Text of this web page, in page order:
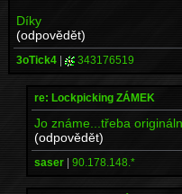
Díky
(odpovědět)
3oTick4 | 343176519
re: Lockpicking ZÁMEK
Jo známe...třeba
(odpovědět)
saser | 90.178.148.*